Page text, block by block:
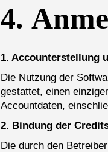
4.
1. Accounterstellung
Die Nutzung der
gestattet, einen
Accountdaten,
2. Bindung der
Die durch den